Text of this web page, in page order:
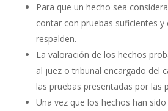
Para que un hecho sea
contar con pruebas suficientes y
respalden.
La valoración de los hechos
al juez o tribunal encargado del
las pruebas presentadas por las
Una vez que los hechos han